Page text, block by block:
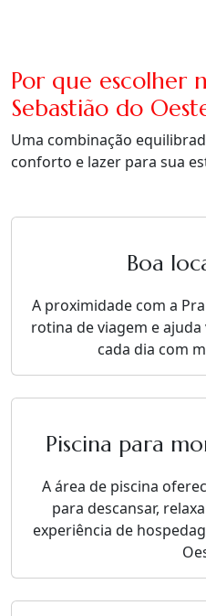
Por que escolher
Sebastião do
Uma combinação
conforto e lazer para sua
Boa
A proximidade com a
rotina de viagem e
cada dia com
Piscina para
A área de piscina
para descansar,
experiência de